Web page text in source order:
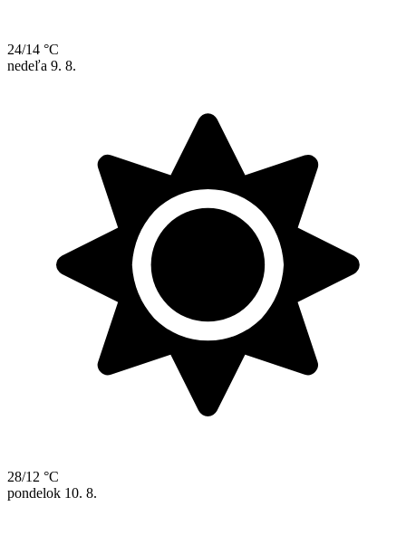
24/14 °C
nedeľa 9. 8.
28/12 °C
pondelok 10. 8.